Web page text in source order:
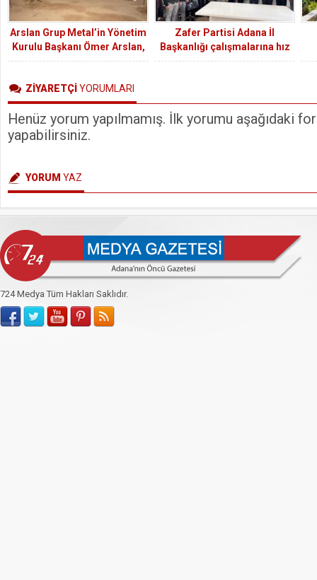
Arslan Grup Metal’in Yönetim
Kurulu Başkanı Ömer Arslan,
güçlü projelerle Ceyhan’da
vadediyor.
Zafer Partisi Adana İl
Başkanlığı çalışmalarına hız
kesmeden devam ediyor
ZİYARETÇİYORUMLARI
Henüz yorum yapılmamış. İlk yorumu aşağıdaki
yapabilirsiniz.
YORUM YAZ
724 Medya Tüm Hakları Saklıdır.